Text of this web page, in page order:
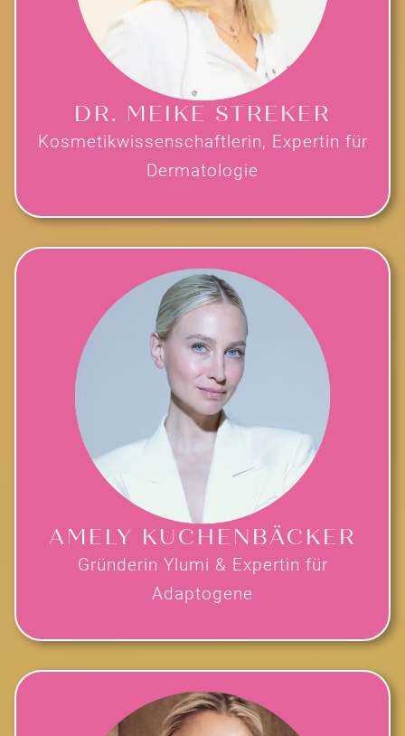
DR. MEIKE STREKER
Kosmetikwissenschaftlerin, Expertin für
Dermatologie
AMELY KUCHENBÄCKER
Gründerin Ylumi & Expertin für
Adaptogene